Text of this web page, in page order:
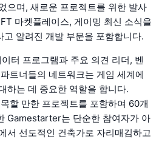
으며, 새로운 프로젝트를 위한 발사
마켓플레이스, 게이밍 최신 소식을
고 알려진 개발 부문을 포함합니다.
터 프로그램과 주요 의견 리더, 벤
트너들의 네트워크는 게임 세계에
하는 데 중요한 역할을 합니다.
할 만한 프로젝트를 포함하여 60개
Gamestarter는 단순한 참여자가 아
서 선도적인 건축가로 자리매김하고